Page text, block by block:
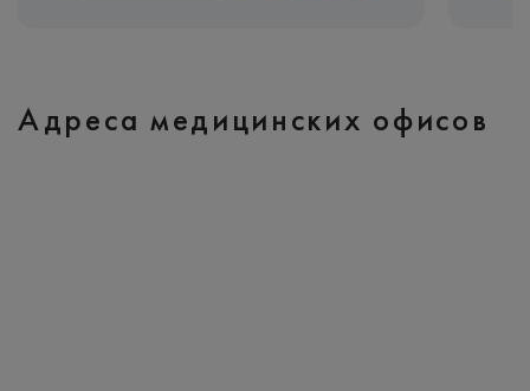
Адреса медицинских офисов